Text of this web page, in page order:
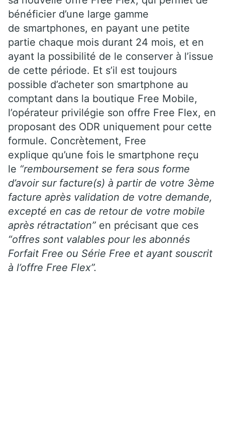
bénéficier d’une large gamme
de smartphones, en payant une petite
partie chaque mois durant 24 mois, et en
ayant la possibilité de le conserver à l’issue
de cette période. Et s’il est toujours
possible d’acheter son smartphone au
comptant dans la boutique Free Mobile,
l’opérateur privilégie son offre Free Flex, en
proposant des ODR uniquement pour cette
formule. Concrètement, Free
explique qu’une fois le smartphone reçu
le “remboursement se fera sous forme
d’avoir sur facture(s) à partir de votre 3ème
facture après validation de votre demande,
excepté en cas de retour de votre mobile
après rétractation” en précisant que ces
“offres sont valables pour les abonnés
Forfait Free ou Série Free et ayant souscrit
à l’offre Free Flex”.